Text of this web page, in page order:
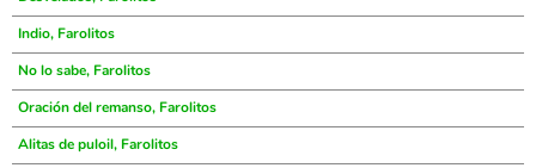
Indio, Farolitos
No lo sabe, Farolitos
Oración del remanso, Farolitos
Alitas de puloil, Farolitos